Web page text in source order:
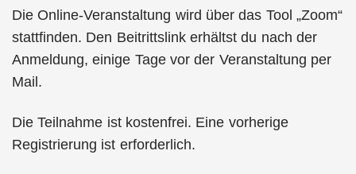
Die Online-Veranstaltung wird über das Tool „Zoom“
stattfinden. Den Beitrittslink erhältst du nach der
Anmeldung, einige Tage vor der Veranstaltung per
Mail.
Die Teilnahme ist kostenfrei. Eine vorherige
Registrierung ist erforderlich.